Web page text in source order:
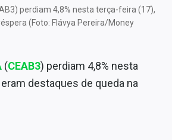
perdiam 4,8% nesta terça-feira (17),
(Foto: Flávya Pereira/Money
(CEAB3) perdiam 4,8% nesta
destaques de queda na